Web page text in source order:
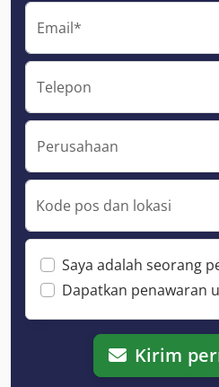
Email*
Telepon
Perusahaan
Kode pos dan lokasi
Saya adalah seorang
Dapatkan penawaran
Kirim